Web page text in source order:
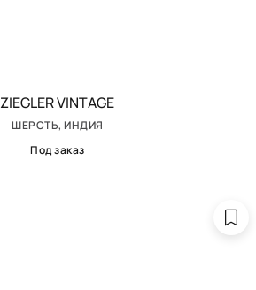
ZIEGLER VINTAGE
ШЕРСТЬ, ИНДИЯ
Под заказ